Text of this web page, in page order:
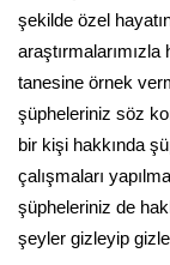
şekilde özel
araştırmalarımızla
tanesine örnek
şüpheleriniz söz
bir kişi hakkında
çalışmaları
şüpheleriniz de
şeyler gizleyip